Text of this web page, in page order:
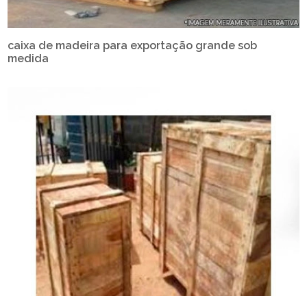
caixa de madeira para exportação grande sob
medida